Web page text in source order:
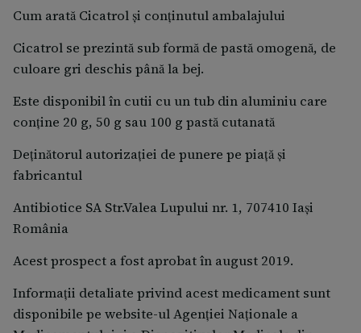
modificări de culoare a pielii;
În special dacă suferiţi de afectare renală şi hepatică
(argirism).
piele, în doze mari, în special în arsuri severe, au fost
observate reacţii adverse ale formelor farmaceutice
orale ale sulfadiazinei (reacţii adverse sistemice),
cum sunt: scăderea numărului de globule roşii,
numărului unor globule albe, febră medicamentoasă,
necroză la nivelul ficatului, nefrită interstiţială şi
cristalurie.
Cum arată Cicatrol şi conţinutul ambalajului
Cicatrol se prezintă sub formă de pastă omogenă, de
culoare gri deschis până la bej.
Este disponibil în cutii cu un tub din aluminiu care
conţine 20 g, 50 g sau 100 g pastă cutanată
Deţinătorul autorizaţiei de punere pe piaţă şi
fabricantul
Antibiotice SA Str.Valea Lupului nr. 1, 707410 Iaşi
România
Acest prospect a fost aprobat în august 2019.
Informaţii detaliate privind acest medicament sunt
disponibile pe website-ul Agenţiei Naţionale a